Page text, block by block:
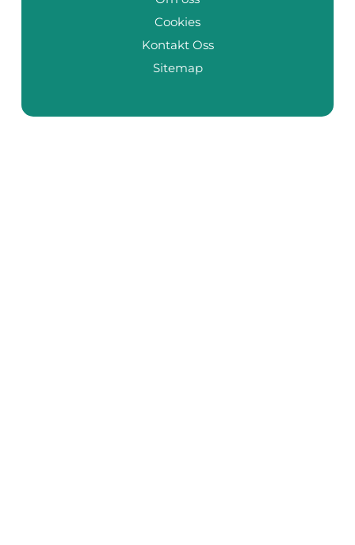
Cookies
Kontakt Oss
Sitemap